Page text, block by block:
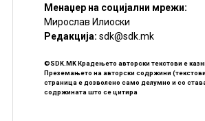
Менаџер на социјални мрежи:
Мирослав Илиоски
Редакцијa: sdk@sdk.mk
©SDK.MK Крадењето авторски текстови е
Преземањето на авторски содржини
страница е дозволено само делумно и со
содржината што се цитира